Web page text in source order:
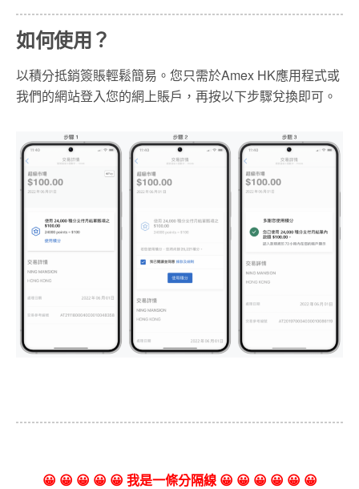
如何使用？
以積分抵銷簽賬輕鬆簡易。您只需於Amex HK應用程式或
我們的網站登入您的網上賬戶，再按以下步驟兌換即可。
😀 😀 😀 😀 😀 我是一條分隔線 😀 😀 😀 😀 😀 😀